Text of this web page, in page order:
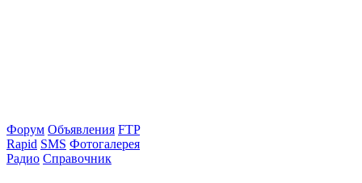
Форум Объявления FTP
Rapid SMS Фотогалерея
Радио Справочник